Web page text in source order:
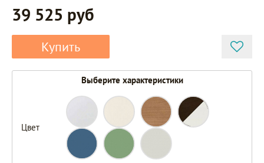
39 525 руб
Купить
Выберите характеристики
Цвет
f-